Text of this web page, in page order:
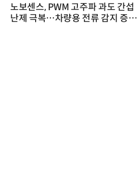
노보센스, PWM 고주파 과도 간섭
난제 극복…차량용 전류 감지 증폭